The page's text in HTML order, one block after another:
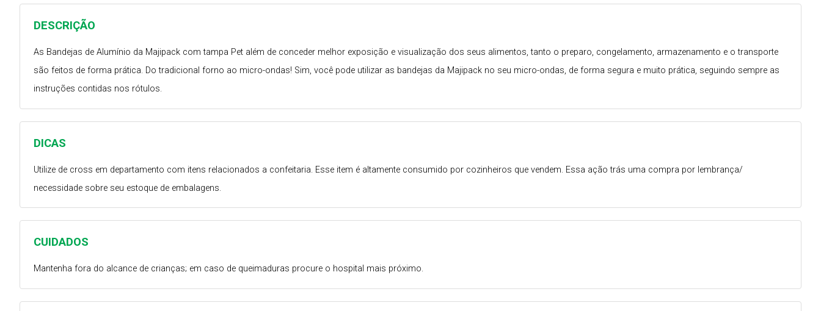
CUIDADOS
Mantenha fora do alcance de crianças; em caso de queimaduras procure o hospital mais próximo.
DICAS
Utilize de cross em departamento com itens relacionados a confeitaria. Esse item é altamente consumido por cozinheiros que vendem. Essa ação trás uma compra por lembrança/
necessidade sobre seu estoque de embalagens.
DESCRIÇÃO
As Bandejas de Alumínio da Majipack com tampa Pet além de conceder melhor exposição e visualização dos seus alimentos, tanto o preparo, congelamento, armazenamento e o transporte
são feitos de forma prática. Do tradicional forno ao micro-ondas! Sim, você pode utilizar as bandejas da Majipack no seu micro-ondas, de forma segura e muito prática, seguindo sempre as
instruções contidas nos rótulos.